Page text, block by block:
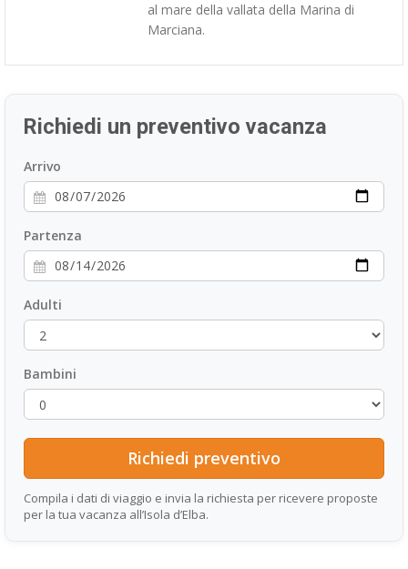
al mare della vallata della Marina di
Marciana.
Richiedi un preventivo vacanza
Arrivo
Partenza
Adulti
Bambini
Compila i dati di viaggio e invia la richiesta per ricevere proposte
per la tua vacanza all’Isola d’Elba.